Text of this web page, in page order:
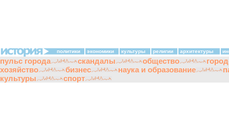
политики экономики культуры религии архитектуры
пульс города скандалы общество
хозяйство
бизнес наука и образование
культуры
спорт